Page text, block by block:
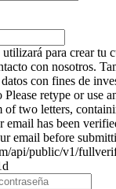
para crear tu
con nosotros.
con fines de
Please retype or use
of two letters,
email has been
email before
api/public/v1/